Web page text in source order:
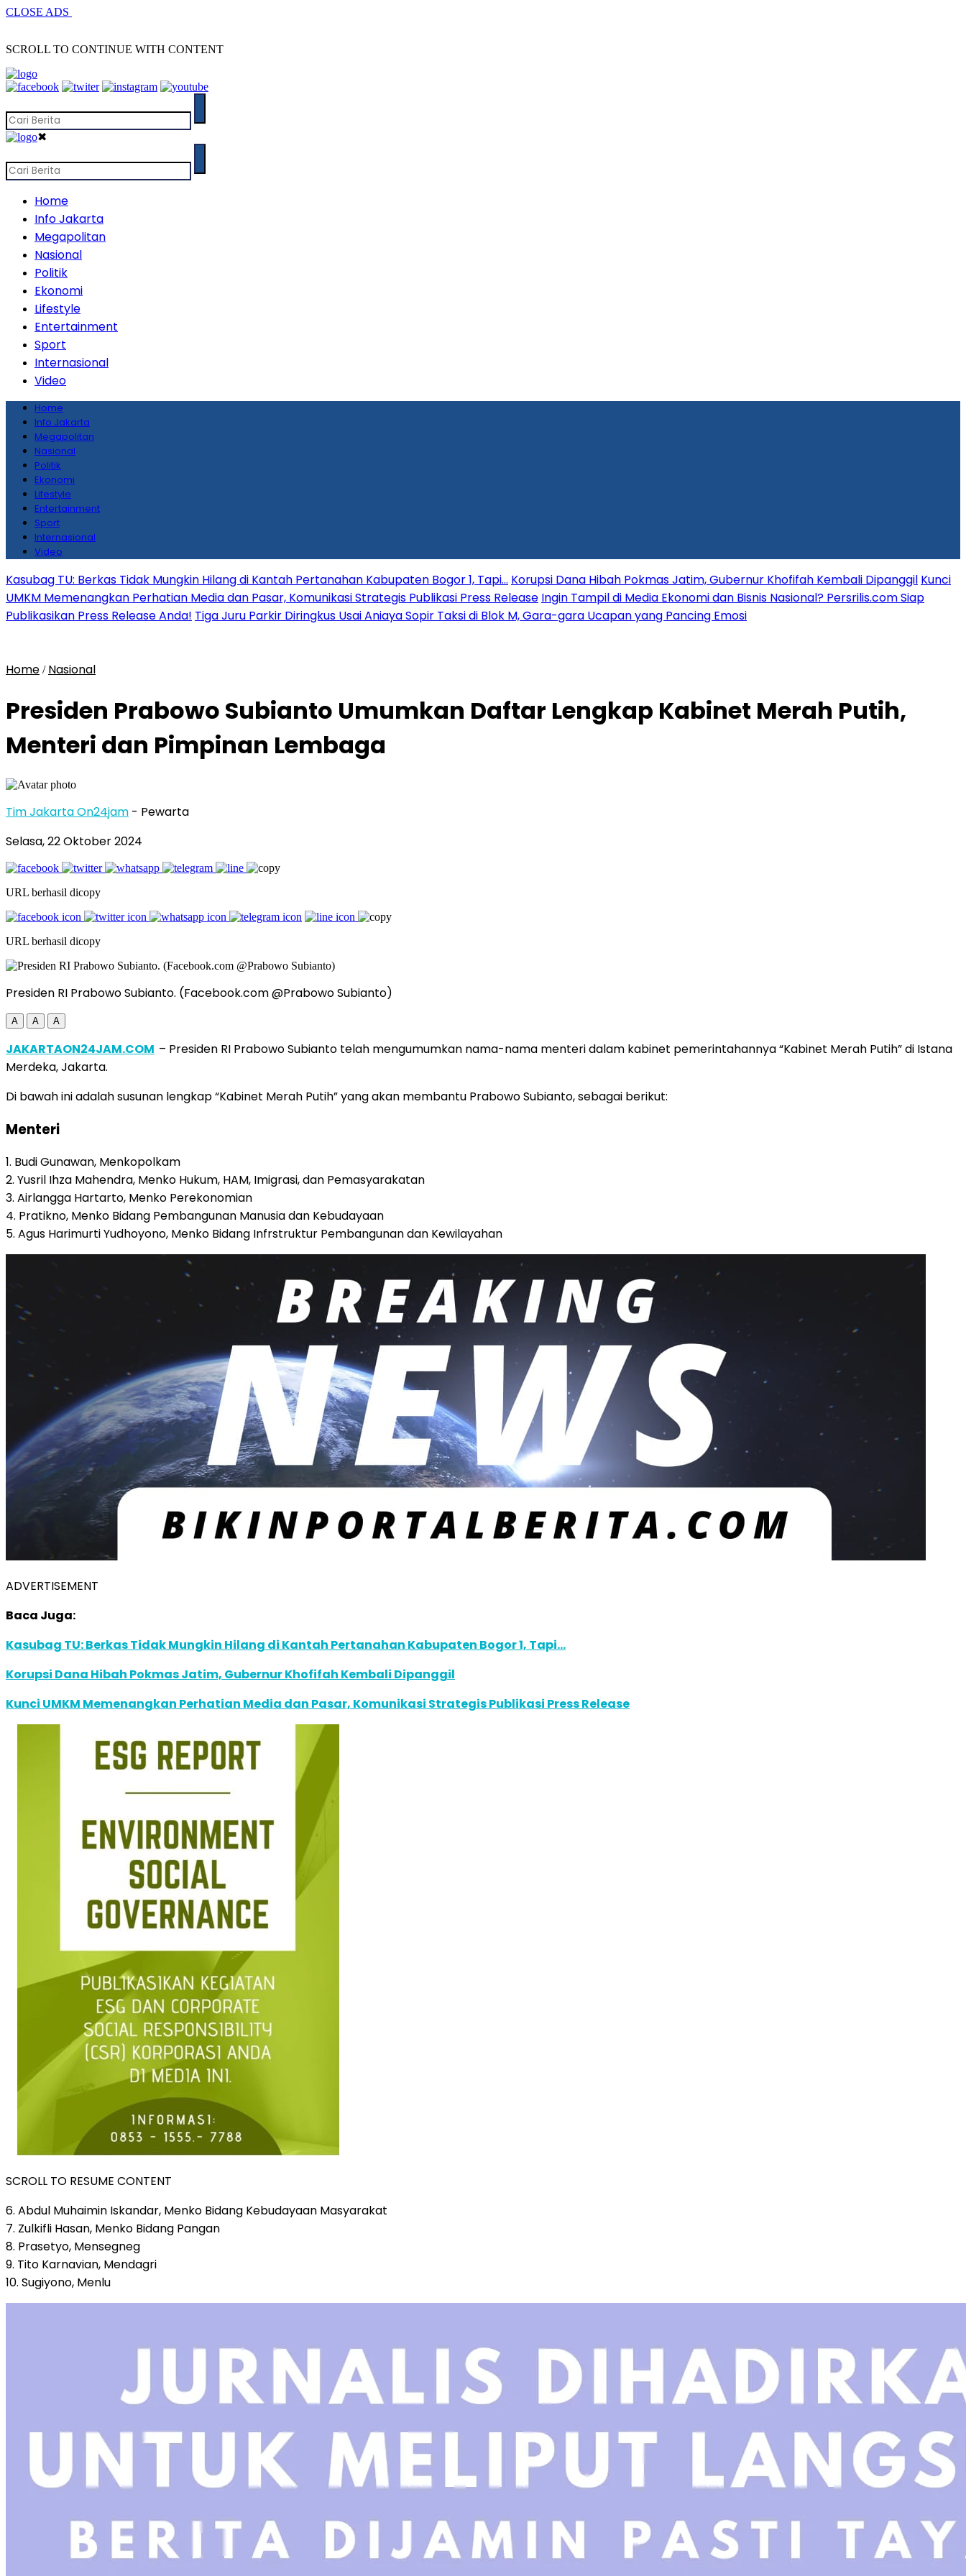
CLOSE ADS
SCROLL TO CONTINUE WITH CONTENT
✖
Home
Info Jakarta
Megapolitan
Nasional
Politik
Ekonomi
Lifestyle
Entertainment
Sport
Internasional
Video
Home
Info Jakarta
Megapolitan
Nasional
Politik
Ekonomi
Lifestyle
Entertainment
Sport
Internasional
Video
Kasubag TU: Berkas Tidak Mungkin Hilang di Kantah Pertanahan Kabupaten Bogor 1, Tapi… Korupsi Dana Hibah Pokmas Jatim, Gubernur Khofifah Kembali Dipanggil Kunci
UMKM Memenangkan Perhatian Media dan Pasar, Komunikasi Strategis Publikasi Press Release Ingin Tampil di Media Ekonomi dan Bisnis Nasional? Persrilis.com Siap
Publikasikan Press Release Anda! Tiga Juru Parkir Diringkus Usai Aniaya Sopir Taksi di Blok M, Gara-gara Ucapan yang Pancing Emosi
Home / Nasional
Presiden Prabowo Subianto Umumkan Daftar Lengkap Kabinet Merah Putih,
Menteri dan Pimpinan Lembaga
Tim Jakarta On24jam - Pewarta
Selasa, 22 Oktober 2024
URL berhasil dicopy
URL berhasil dicopy
Presiden RI Prabowo Subianto. (Facebook.com @Prabowo Subianto)
A A A
JAKARTAON24JAM.COM – Presiden RI Prabowo Subianto telah mengumumkan nama-nama menteri dalam kabinet pemerintahannya “Kabinet Merah Putih” di Istana
Merdeka, Jakarta.
Di bawah ini adalah susunan lengkap “Kabinet Merah Putih” yang akan membantu Prabowo Subianto, sebagai berikut:
Menteri
1. Budi Gunawan, Menkopolkam
2. Yusril Ihza Mahendra, Menko Hukum, HAM, Imigrasi, dan Pemasyarakatan
3. Airlangga Hartarto, Menko Perekonomian
4. Pratikno, Menko Bidang Pembangunan Manusia dan Kebudayaan
5. Agus Harimurti Yudhoyono, Menko Bidang Infrstruktur Pembangunan dan Kewilayahan
ADVERTISEMENT
Baca Juga:
Kasubag TU: Berkas Tidak Mungkin Hilang di Kantah Pertanahan Kabupaten Bogor 1, Tapi…
Korupsi Dana Hibah Pokmas Jatim, Gubernur Khofifah Kembali Dipanggil
Kunci UMKM Memenangkan Perhatian Media dan Pasar, Komunikasi Strategis Publikasi Press Release
SCROLL TO RESUME CONTENT
6. Abdul Muhaimin Iskandar, Menko Bidang Kebudayaan Masyarakat
7. Zulkifli Hasan, Menko Bidang Pangan
8. Prasetyo, Mensegneg
9. Tito Karnavian, Mendagri
10. Sugiyono, Menlu